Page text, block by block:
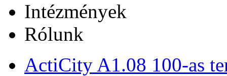
Intézmények
Rólunk
ActiCity A1.08 100-as